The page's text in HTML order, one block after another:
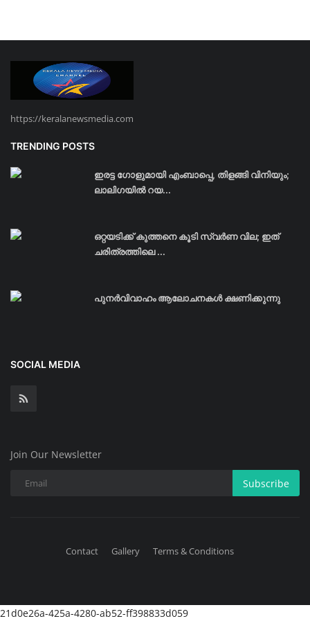
https://keralanewsmedia.com
TRENDING POSTS
ഇരട്ട ഗോളുമായി എംബാപ്പെ, തിളങ്ങി വിനിയും;
ലാലിഗയില്‍ റയ...
ഒറ്റയടിക്ക് കുത്തനെ കൂടി സ്വര്‍ണ വില; ഇത്
ചരിത്രത്തിലെ ...
പുനർവിവാഹം ആലോചനകൾ ക്ഷണിക്കുന്നു
SOCIAL MEDIA
Join Our Newsletter
Subscribe
Contact Gallery Terms & Conditions
21d0e26a-425a-4280-ab52-ff398833d059